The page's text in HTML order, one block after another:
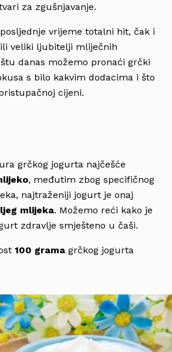
za zgušnjavanje.
vrijeme totalni hit, čak i
veliki ljubitelji mliječnih
danas možemo pronaći grčki
s bilo kakvim dodacima i što
cijeni.
grčkog jogurta najčešće
, međutim zbog specifičnog
najtraženiji jogurt je onaj
mlijeka. Možemo reći kako je
zdravlje smješteno u čaši.
100 grama grčkog jogurta